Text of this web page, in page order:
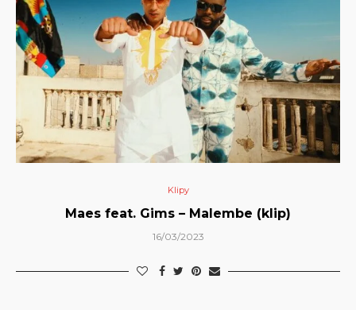
Klipy
Maes feat. Gims – Malembe (klip)
16/03/2023